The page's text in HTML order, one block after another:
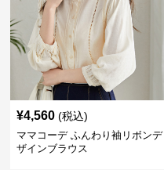
¥4,560 (税込)
ママコーデ ふんわり袖リボンデ
ザインブラウス